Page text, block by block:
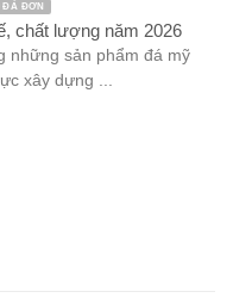
ĐÁ ĐƠN
chất lượng năm 2026
những sản phẩm đá mỹ
xây dựng ...